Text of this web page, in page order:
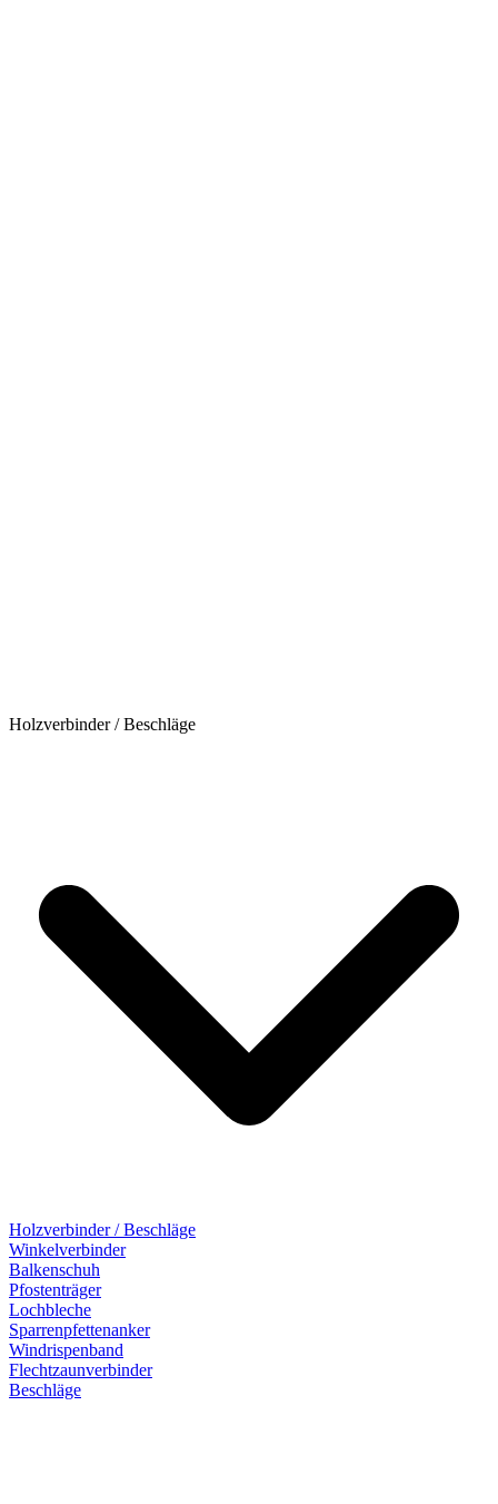
Holzverbinder / Beschläge
Holzverbinder / Beschläge
Winkelverbinder
Balkenschuh
Pfostenträger
Lochbleche
Sparrenpfettenanker
Windrispenband
Flechtzaunverbinder
Beschläge